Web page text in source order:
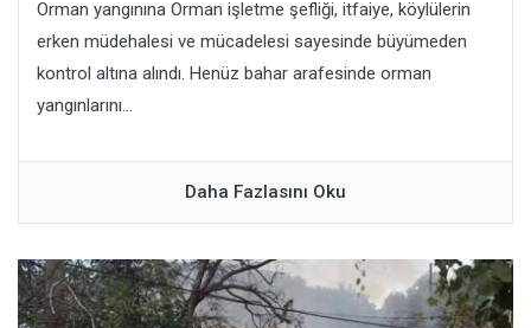
Orman yangınına Orman işletme şefliği, itfaiye, köylülerin
erken müdehalesi ve mücadelesi sayesinde büyümeden
kontrol altına alındı. Henüz bahar arafesinde orman
yangınlarını...
Daha Fazlasını Oku